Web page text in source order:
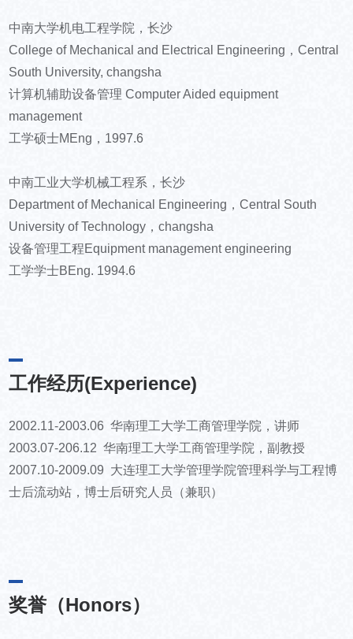
中南大学机电工程学院，长沙
College of Mechanical and Electrical Engineering，Central
South University, changsha
计算机辅助设备管理 Computer Aided equipment
management
工学硕士MEng，1997.6
中南工业大学机械工程系，长沙
Department of Mechanical Engineering，Central South
University of Technology，changsha
设备管理工程Equipment management engineering
工学学士BEng. 1994.6
工作经历(Experience)
2002.11-2003.06 华南理工大学工商管理学院，讲师
2003.07-206.12 华南理工大学工商管理学院，副教授
2007.10-2009.09 大连理工大学管理学院管理科学与工程博
士后流动站，博士后研究人员（兼职）
奖誉（Honors）